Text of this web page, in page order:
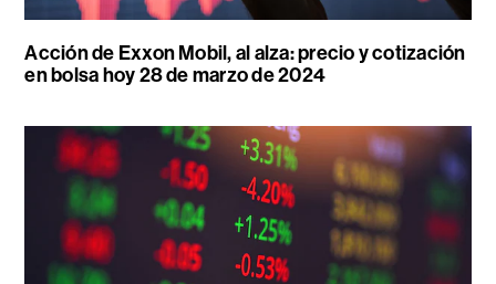
Acción de Exxon Mobil, al alza: precio y cotización
en bolsa hoy 28 de marzo de 2024